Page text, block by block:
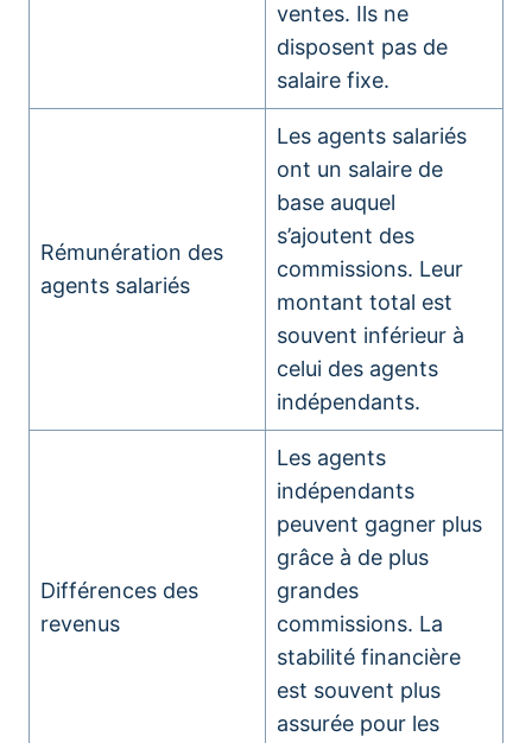
ventes. Ils ne
disposent pas de
salaire fixe.
Rémunération des
agents salariés
Les agents salariés
ont un salaire de
base auquel
s’ajoutent des
commissions. Leur
montant total est
souvent inférieur à
celui des agents
indépendants.
Différences des
revenus
Les agents
indépendants
peuvent gagner plus
grâce à de plus
grandes
commissions. La
stabilité financière
est souvent plus
assurée pour les